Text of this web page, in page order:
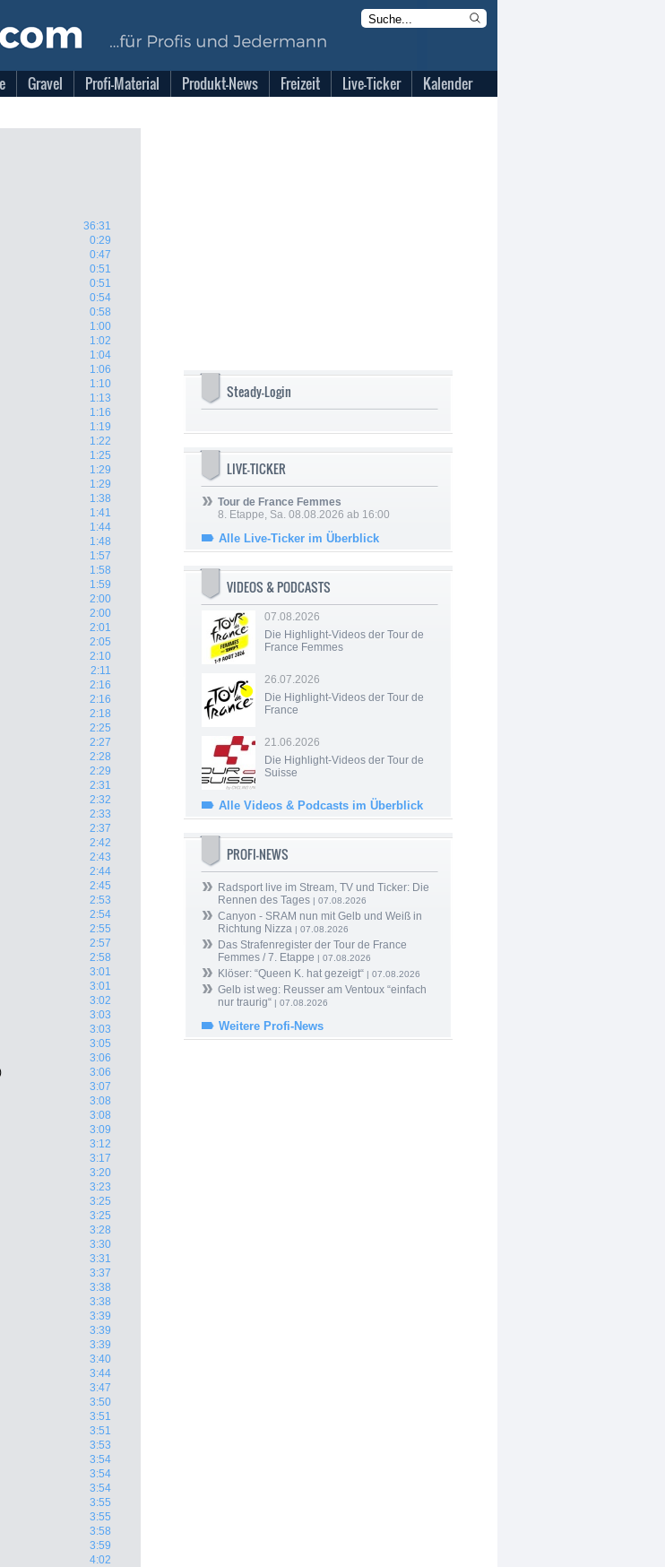
Gravel Profi-Material Produkt-News Freizeit Live-Ticker Kalender
36:31
0:29
0:47
0:51
0:51
0:54
0:58
1:00
1:02
1:04
1:06
1:10
1:13
1:16
1:19
1:22
1:25
1:29
1:29
1:38
1:41
1:44
1:48
1:57
1:58
1:59
2:00
2:00
2:01
2:05
2:10
2:11
2:16
2:16
2:18
2:25
2:27
2:28
2:29
2:31
2:32
2:33
2:37
2:42
2:43
2:44
2:45
2:53
2:54
2:55
2:57
2:58
3:01
3:01
3:02
3:03
3:03
3:05
3:06
3:06
3:07
3:08
3:08
3:09
3:12
3:17
3:20
3:23
3:25
3:25
3:28
3:30
3:31
3:37
3:38
3:38
3:39
3:39
3:39
3:40
3:44
3:47
3:50
3:51
3:51
3:53
3:54
3:54
3:54
3:55
3:55
3:58
3:59
4:02
Steady-Login
LIVE-TICKER
Tour de France Femmes
8. Etappe, Sa. 08.08.2026 ab 16:00
Alle Live-Ticker im Überblick
VIDEOS & PODCASTS
07.08.2026
Die Highlight-Videos der Tour de
France Femmes
26.07.2026
Die Highlight-Videos der Tour de
France
21.06.2026
Die Highlight-Videos der Tour de
Suisse
Alle Videos & Podcasts im Überblick
PROFI-NEWS
Radsport live im Stream, TV und Ticker: Die
Rennen des Tages | 07.08.2026
Canyon - SRAM nun mit Gelb und Weiß in
Richtung Nizza | 07.08.2026
Das Strafenregister der Tour de France
Femmes / 7. Etappe | 07.08.2026
Klöser: “Queen K. hat gezeigt“ | 07.08.2026
Gelb ist weg: Reusser am Ventoux “einfach
nur traurig“ | 07.08.2026
Weitere Profi-News